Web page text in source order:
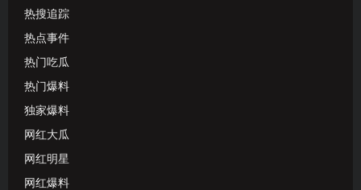
热搜追踪
热点事件
热门吃瓜
热门爆料
独家爆料
网红大瓜
网红明星
网红爆料